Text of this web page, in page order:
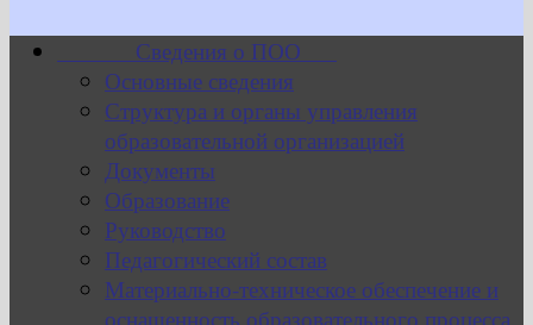
Сведения о ПОО
Основные сведения
Структура и органы управления
образовательной организацией
Документы
Образование
Руководство
Педагогический состав
Материально-техническое обеспечение и
оснащенность образовательного процесса.